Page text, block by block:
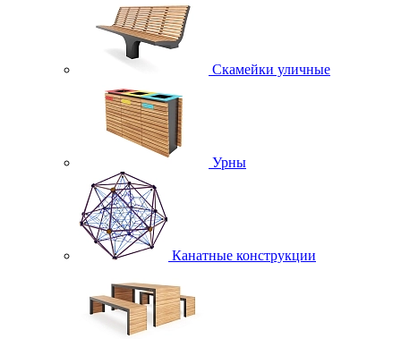
Скамейки уличные
Урны
Канатные конструкции